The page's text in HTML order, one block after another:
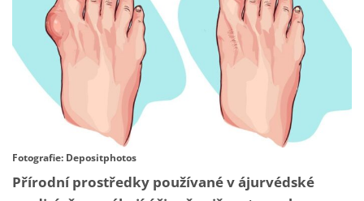
Fotografie: Depositphotos
Přírodní prostředky používané v ájurvédské